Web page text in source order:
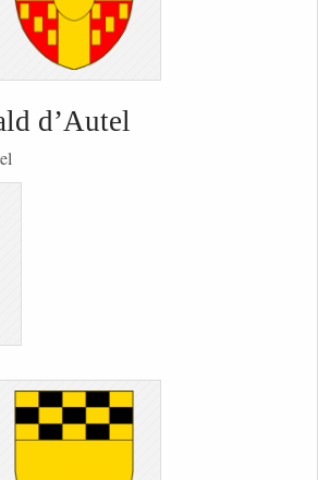
d’Autel